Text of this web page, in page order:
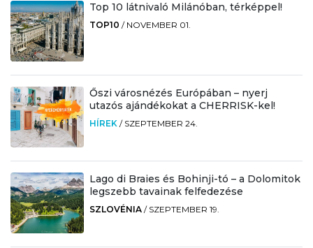
Top 10 látnivaló Milánóban, térképpel!
TOP10 / NOVEMBER 01.
Őszi városnézés Európában – nyerj
utazós ajándékokat a CHERRISK-kel!
HÍREK / SZEPTEMBER 24.
Lago di Braies és Bohinji-tó – a Dolomitok
legszebb tavainak felfedezése
SZLOVÉNIA / SZEPTEMBER 19.